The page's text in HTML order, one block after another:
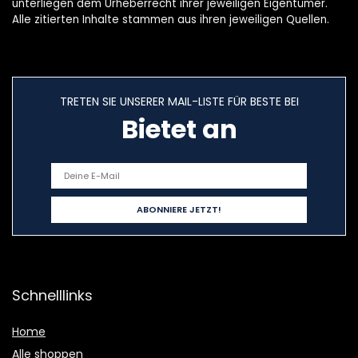
unterliegen dem Urheberrecht ihrer jeweiligen Eigentümer.
Alle zitierten Inhalte stammen aus ihren jeweiligen Quellen.
TRETEN SIE UNSERER MAIL-LISTE FÜR BESTE BEI
Bietet an
Schnelllinks
Home
Alle shoppen